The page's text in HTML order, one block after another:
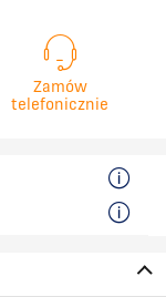
Zamów
telefonicznie